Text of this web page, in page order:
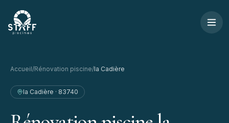
STAFF Piscines — Accueil
Accueil/Rénovation piscine/la Cadière
la Cadière · 83740